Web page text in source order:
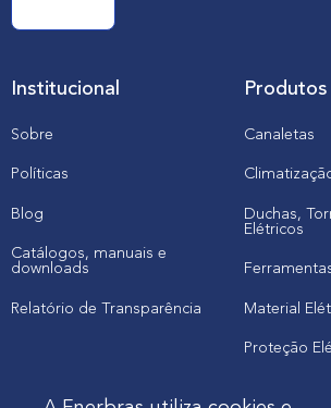
Institucional
Sobre
Políticas
Blog
Catálogos, manuais e
downloads
Relatório de Transparência
Produtos
Canaletas
Duchas,
Elétricos
Material
Proteção